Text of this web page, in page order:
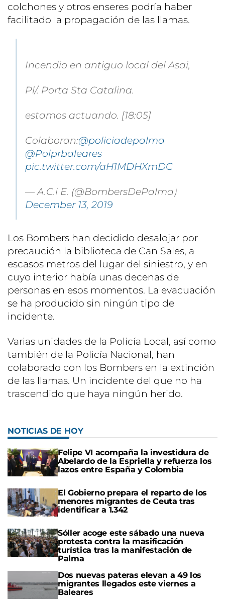
colchones y otros enseres podría haber
facilitado la propagación de las llamas.
Incendio en antiguo local del Asai,
Pl/. Porta Sta Catalina.
estamos actuando. [18:05]
Colaboran:@policiadepalma
@Polprbaleares
pic.twitter.com/aH1MDHXmDC
— A.C.i E. (@BombersDePalma)
December 13, 2019
Los Bombers han decidido desalojar por
precaución la biblioteca de Can Sales, a
escasos metros del lugar del siniestro, y en
cuyo interior había unas decenas de
personas en esos momentos. La evacuación
se ha producido sin ningún tipo de
incidente.
Varias unidades de la Policía Local, así como
también de la Policía Nacional, han
colaborado con los Bombers en la extinción
de las llamas. Un incidente del que no ha
trascendido que haya ningún herido.
NOTICIAS DE HOY
Felipe VI acompaña la investidura de
Abelardo de la Espriella y refuerza los
lazos entre España y Colombia
El Gobierno prepara el reparto de los
menores migrantes de Ceuta tras
identificar a 1.342
Sóller acoge este sábado una nueva
protesta contra la masificación
turística tras la manifestación de
Palma
Dos nuevas pateras elevan a 49 los
migrantes llegados este viernes a
Baleares